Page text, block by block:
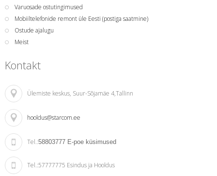
Varuosade ostutingimused
Mobiiltelefonide remont üle Eesti (postiga saatmine)
Ostude ajalugu
Meist
Kontakt
Ülemiste keskus, Suur-Sõjamäe 4,Tallinn
hooldus@starcom.ee
Tel.:58803777 E-poe küsimused
Tel.:57777775 Esindus ja Hooldus